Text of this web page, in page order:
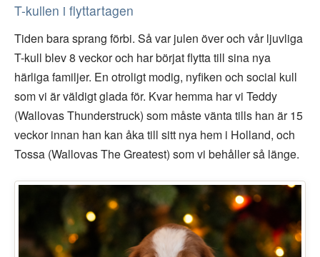
T-kullen i flyttartagen
Tiden bara sprang förbi. Så var julen över och vår ljuvliga
T-kull blev 8 veckor och har börjat flytta till sina nya
härliga familjer. En otroligt modig, nyfiken och social kull
som vi är väldigt glada för. Kvar hemma har vi Teddy
(Wallovas Thunderstruck) som måste vänta tills han är 15
veckor innan han kan åka till sitt nya hem i Holland, och
Tossa (Wallovas The Greatest) som vi behåller så länge.